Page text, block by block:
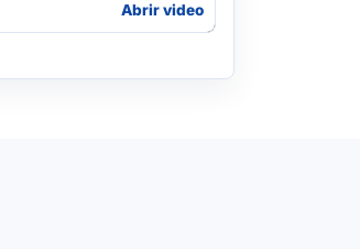
Abrir video